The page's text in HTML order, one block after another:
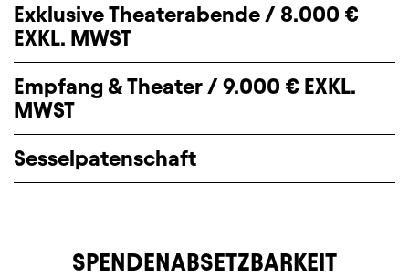
Exklusive Theaterabende / 8.000 €
EXKL. MWST
Empfang & Theater / 9.000 € EXKL.
MWST
Sesselpatenschaft
SPENDENABSETZBARKEIT